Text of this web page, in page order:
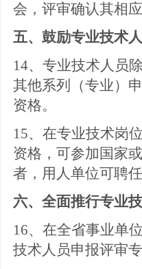
会，评审确认其相
五、鼓励专业技术
14、专业技术人员
其他系列（专业）
资格。
15、在专业技术岗
资格，可参加国家
者，用人单位可聘
六、全面推行专业
16、在全省事业单
技术人员申报评审